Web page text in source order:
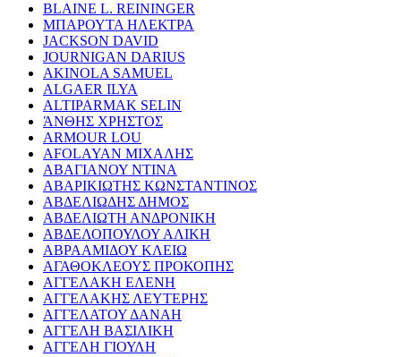
BLAINE L. REININGER
ΜΠΑΡΟΥΤΑ ΗΛΕΚΤΡΑ
JACKSON DAVID
JOURNIGAN DARIUS
AKINOLA SAMUEL
ALGAER ILYA
ALTIPARMAK SELIN
ΆΝΘΗΣ ΧΡΗΣΤΟΣ
ARMOUR LOU
AFOLAYAN ΜΙΧΑΛΗΣ
ΑΒΑΓΙΑΝΟΥ ΝΤΙΝΑ
ΑΒΑΡΙΚΙΩΤΗΣ ΚΩΝΣΤΑΝΤΙΝΟΣ
ΑΒΔΕΛΙΩΔΗΣ ΔΗΜΟΣ
ΑΒΔΕΛΙΩΤΗ ΑΝΔΡΟΝΙΚΗ
ΑΒΔΕΛΟΠΟΥΛΟΥ ΑΛΙΚΗ
ΑΒΡΑΑΜΙΔΟΥ ΚΛΕΙΩ
ΑΓΑΘΟΚΛΕΟΥΣ ΠΡΟΚΟΠΗΣ
ΑΓΓΕΛΑΚΗ ΕΛΕΝΗ
ΑΓΓΕΛΑΚΗΣ ΛΕΥΤΕΡΗΣ
ΑΓΓΕΛΑΤΟΥ ΔΑΝΑΗ
ΑΓΓΕΛΗ ΒΑΣΙΛΙΚΗ
ΑΓΓΕΛΗ ΓΙΟΥΛΗ